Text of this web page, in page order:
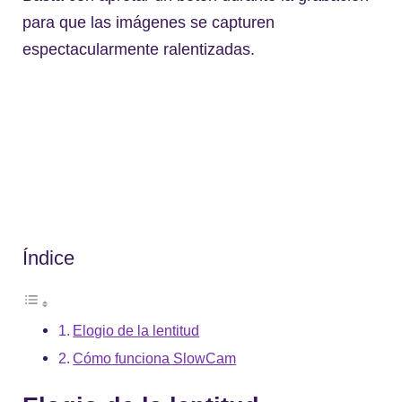
para que las imágenes se capturen
espectacularmente ralentizadas.
Índice
Elogio de la lentitud
Cómo funciona SlowCam